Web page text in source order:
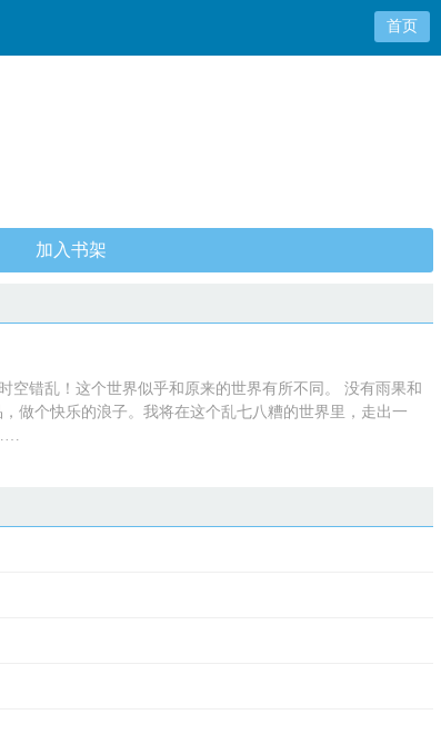
首页
加入书架
错乱！这个世界似乎和原来的世界有所不同。 没有雨果和
做个快乐的浪子。我将在这个乱七八糟的世界里，走出一